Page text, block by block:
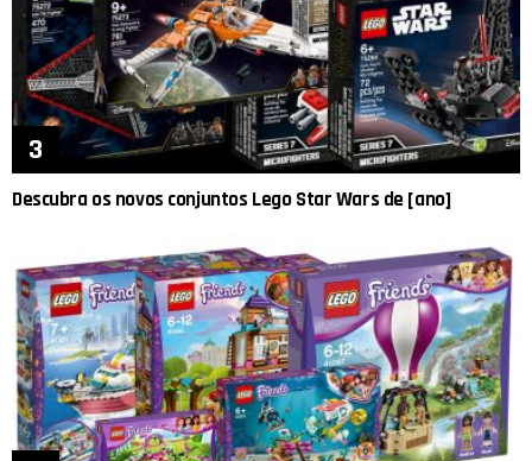
Descubra os novos conjuntos Lego Star Wars de [ano]